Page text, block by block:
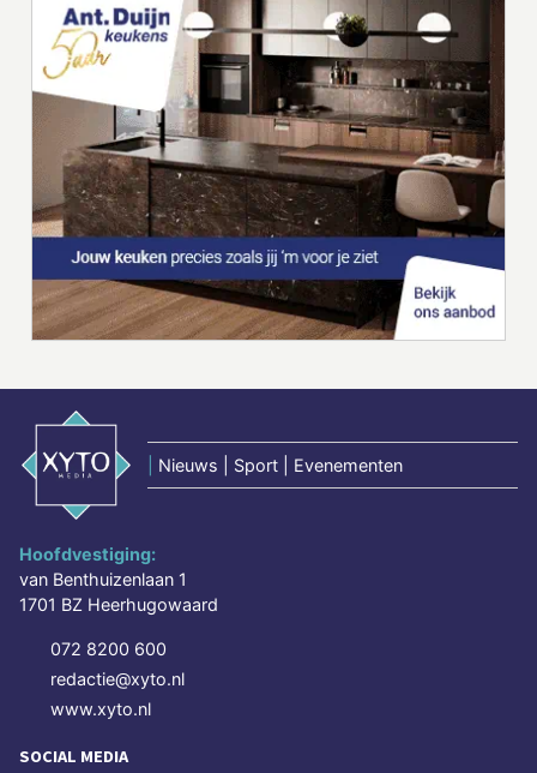
Nieuws | Sport | Evenementen
Hoofdvestiging:
van Benthuizenlaan 1
1701 BZ Heerhugowaard
072 8200 600
redactie@xyto.nl
www.xyto.nl
SOCIAL MEDIA